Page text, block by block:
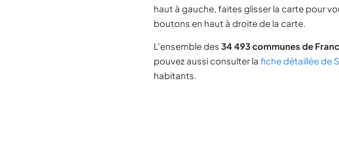
haut à gauche, faites glisser la carte pour
boutons en haut à droite de la carte.
L'ensemble des 34 493 communes de
pouvez aussi consulter la fiche détaillée de
habitants.